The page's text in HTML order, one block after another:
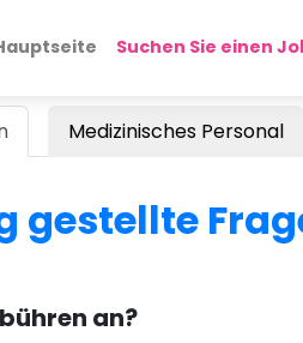
Suchen Sie einen
Medizinisches Personal
gestellte
an?